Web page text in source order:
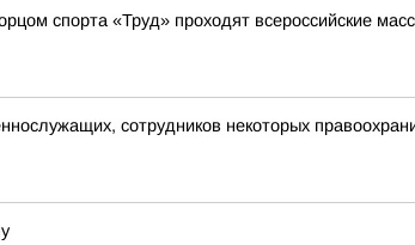
спорта «Труд» проходят всероссийские
сотрудников некоторых